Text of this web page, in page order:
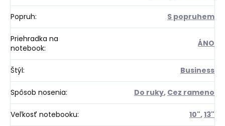
Popruh: S popruhem
Priehradka na
notebook: ÁNO
Štýl: Business
Spôsob nosenia: Do ruky, Cez rameno
Veľkosť notebooku: 10",13"